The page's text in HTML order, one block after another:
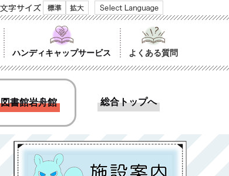
文字サイズ
ハンディキャップサービス よくある質問
図書館岩舟館 総合トップへ